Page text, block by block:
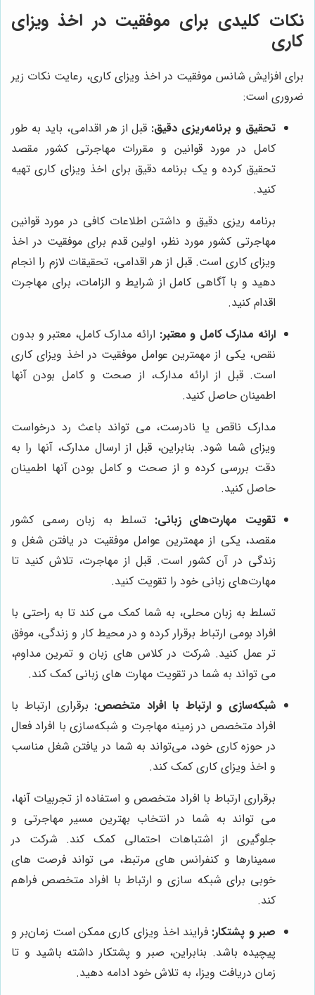
نکات کلیدی برای موفقیت در اخذ ویزای
کاری
برای افزایش شانس موفقیت در اخذ ویزای کاری، رعایت نکات زیر
ضروری است:
تحقیق و برنامه‌ریزی دقیق: قبل از هر اقدامی، باید به طور
کامل در مورد قوانین و مقررات مهاجرتی کشور مقصد
تحقیق کرده و یک برنامه دقیق برای اخذ ویزای کاری تهیه
کنید.
برنامه ریزی دقیق و داشتن اطلاعات کافی در مورد قوانین
مهاجرتی کشور مورد نظر، اولین قدم برای موفقیت در اخذ
ویزای کاری است. قبل از هر اقدامی، تحقیقات لازم را انجام
دهید و با آگاهی کامل از شرایط و الزامات، برای مهاجرت
اقدام کنید.
ارائه مدارک کامل و معتبر: ارائه مدارک کامل، معتبر و بدون
نقص، یکی از مهمترین عوامل موفقیت در اخذ ویزای کاری
است. قبل از ارائه مدارک، از صحت و کامل بودن آنها
اطمینان حاصل کنید.
مدارک ناقص یا نادرست، می تواند باعث رد درخواست
ویزای شما شود. بنابراین، قبل از ارسال مدارک، آنها را به
دقت بررسی کرده و از صحت و کامل بودن آنها اطمینان
حاصل کنید.
تقویت مهارت‌های زبانی: تسلط به زبان رسمی کشور
مقصد، یکی از مهمترین عوامل موفقیت در یافتن شغل و
زندگی در آن کشور است. قبل از مهاجرت، تلاش کنید تا
مهارت‌های زبانی خود را تقویت کنید.
تسلط به زبان محلی، به شما کمک می کند تا به راحتی با
افراد بومی ارتباط برقرار کرده و در محیط کار و زندگی، موفق
تر عمل کنید. شرکت در کلاس های زبان و تمرین مداوم،
می تواند به شما در تقویت مهارت های زبانی کمک کند.
شبکه‌سازی و ارتباط با افراد متخصص: برقراری ارتباط با
افراد متخصص در زمینه مهاجرت و شبکه‌سازی با افراد فعال
در حوزه کاری خود، می‌تواند به شما در یافتن شغل مناسب
و اخذ ویزای کاری کمک کند.
برقراری ارتباط با افراد متخصص و استفاده از تجربیات آنها،
می تواند به شما در انتخاب بهترین مسیر مهاجرتی و
جلوگیری از اشتباهات احتمالی کمک کند. شرکت در
سمینارها و کنفرانس های مرتبط، می تواند فرصت های
خوبی برای شبکه سازی و ارتباط با افراد متخصص فراهم
کند.
صبر و پشتکار: فرایند اخذ ویزای کاری ممکن است زمان‌بر و
پیچیده باشد. بنابراین، صبر و پشتکار داشته باشید و تا
زمان دریافت ویزا، به تلاش خود ادامه دهید.